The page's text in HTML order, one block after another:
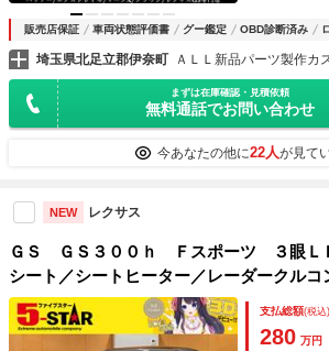
販売店保証 車両状態評価書 グー鑑定 OBD診断済み
埼玉県北足立郡伊奈町
まずは在庫確認・見積依頼
無料通話でお問い合わせ
今あなたの他に22人が見て
NEW レクサス
ＧＳ ＧＳ３００ｈ Ｆスポーツ ３眼Ｌ
シート／シートヒーター／レーダークルコ
ナー／レーンアシスト／ＥＴＣ２．０／パ
ビ／地デジ／Ｂｌｕｅｔｏｏｔｈ／バック
支払総額(税込)
280 万円